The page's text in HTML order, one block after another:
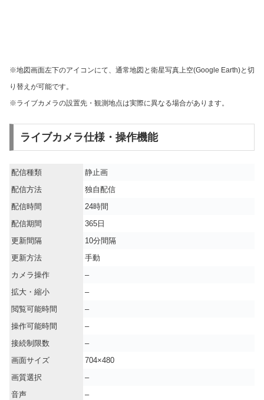
※地図画面左下のアイコンにて、通常地図と衛星写真上空(Google Earth)と切
り替えが可能です。
※ライブカメラの設置先・観測地点は実際に異なる場合があります。
ライブカメラ仕様・操作機能
配信種類
静止画
配信方法
独自配信
配信時間
24時間
配信期間
365日
更新間隔
10分間隔
更新方法
手動
カメラ操作
–
拡大・縮小
–
閲覧可能時間
–
操作可能時間
–
接続制限数
–
画面サイズ
704×480
画質選択
–
音声
–